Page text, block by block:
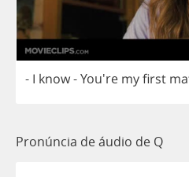
- I know- You're myfirst
Pronúncia de áudio de Q